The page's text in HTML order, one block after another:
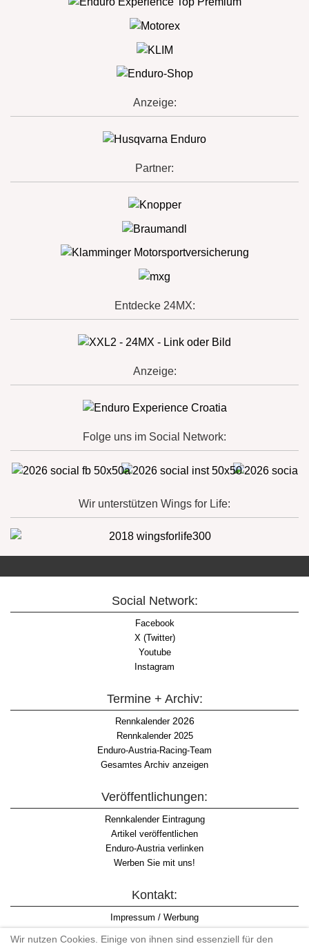
Anzeige:
Partner:
Entdecke 24MX:
Anzeige:
Folge uns im Social Network:
Wir unterstützen Wings for Life:
Social Network:
Facebook
X (Twitter)
Youtube
Instagram
Termine + Archiv:
Rennkalender2026
Rennkalender 2025
Enduro-Austria-Racing-Team
Gesamtes Archiv anzeigen
Veröffentlichungen:
Rennkalender Eintragung
Artikel veröffentlichen
Enduro-Austria verlinken
Werben Sie mit uns!
Kontakt:
Impressum / Werbung
Wir nutzen Cookies. Einige von ihnen sind essenziell für den